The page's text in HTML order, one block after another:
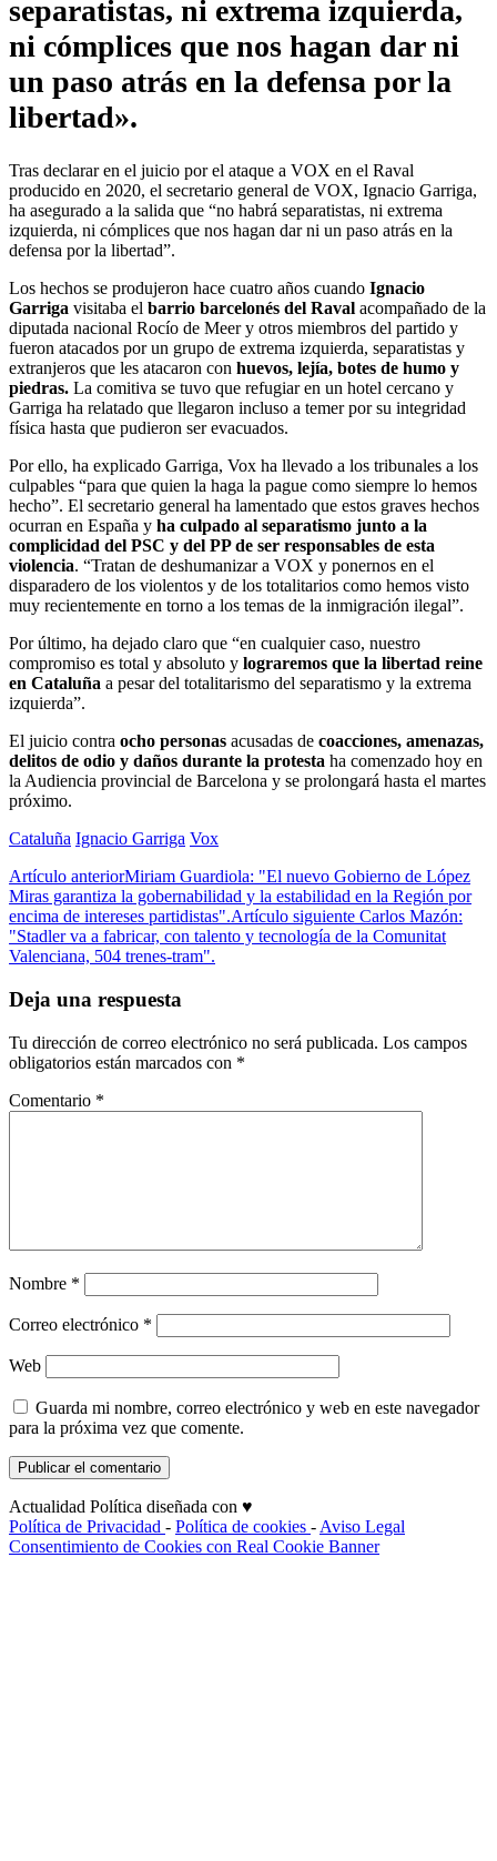
separatistas, ni extrema izquierda,
ni cómplices que nos hagan dar ni
un paso atrás en la defensa por la
libertad».
Tras declarar en el juicio por el ataque a VOX en el Raval
producido en 2020, el secretario general de VOX, Ignacio Garriga,
ha asegurado a la salida que “no habrá separatistas, ni extrema
izquierda, ni cómplices que nos hagan dar ni un paso atrás en la
defensa por la libertad”.
Los hechos se produjeron hace cuatro años cuando Ignacio
Garriga visitaba el barrio barcelonés del Raval acompañado de la
diputada nacional Rocío de Meer y otros miembros del partido y
fueron atacados por un grupo de extrema izquierda, separatistas y
extranjeros que les atacaron con huevos, lejía, botes de humo y
piedras. La comitiva se tuvo que refugiar en un hotel cercano y
Garriga ha relatado que llegaron incluso a temer por su integridad
física hasta que pudieron ser evacuados.
Por ello, ha explicado Garriga, Vox ha llevado a los tribunales a los
culpables “para que quien la haga la pague como siempre lo hemos
hecho”. El secretario general ha lamentado que estos graves hechos
ocurran en España y ha culpado al separatismo junto a la
complicidad del PSC y del PP de ser responsables de esta
violencia. “Tratan de deshumanizar a VOX y ponernos en el
disparadero de los violentos y de los totalitarios como hemos visto
muy recientemente en torno a los temas de la inmigración ilegal”.
Por último, ha dejado claro que “en cualquier caso, nuestro
compromiso es total y absoluto y lograremos que la libertad reine
en Cataluña a pesar del totalitarismo del separatismo y la extrema
izquierda”.
El juicio contra ocho personas acusadas de coacciones, amenazas,
delitos de odio y daños durante la protesta ha comenzado hoy en
la Audiencia provincial de Barcelona y se prolongará hasta el martes
próximo.
Cataluña Ignacio Garriga Vox
Artículo anteriorMiriam Guardiola: "El nuevo Gobierno de López
Miras garantiza la gobernabilidad y la estabilidad en la Región por
encima de intereses partidistas".Artículo siguiente Carlos Mazón:
"Stadler va a fabricar, con talento y tecnología de la Comunitat
Valenciana, 504 trenes-tram".
Deja una respuesta
Tu dirección de correo electrónico no será publicada. Los campos
obligatorios están marcados con *
Comentario *
Nombre *
Correo electrónico *
Web
Guarda mi nombre, correo electrónico y web en este navegador
para la próxima vez que comente.
Actualidad Política diseñada con ♥
Política de Privacidad - Política de cookies - Aviso Legal
Consentimiento de Cookies con Real Cookie Banner